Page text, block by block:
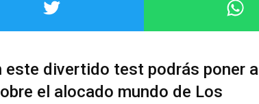
este divertido test podrás poner a
el alocado mundo de Los